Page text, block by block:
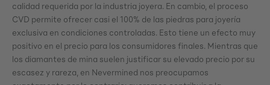
calidad requerida por la industria joyera. En cambio, el proceso
CVD permite ofrecer casi el 100% de las piedras para joyería
exclusiva en condiciones controladas. Esto tiene un efecto muy
positivo en el precio para los consumidores finales. Mientras que
los diamantes de mina suelen justificar su elevado precio por su
escasez y rareza, en Nevermined nos preocupamos